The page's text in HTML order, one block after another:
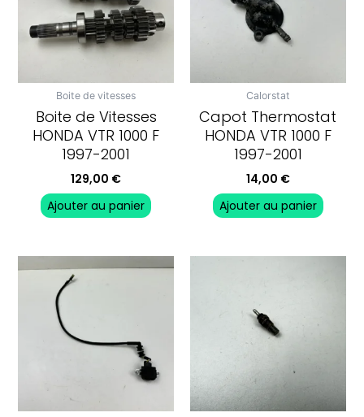
Boite de vitesses
Boite de Vitesses
HONDA VTR 1000 F
1997-2001
129,00 €
Ajouter au panier
Calorstat
Capot Thermostat
HONDA VTR 1000 F
1997-2001
14,00 €
Ajouter au panier